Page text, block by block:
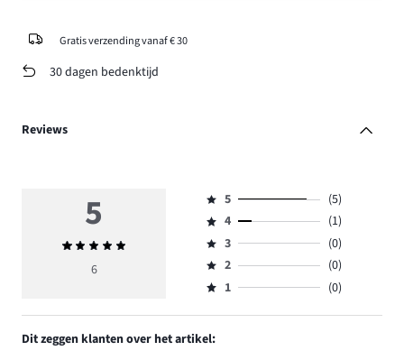
Gratis verzending vanaf € 30
30 dagen bedenktijd
Reviews
5
Gemiddelde
beoordeling
6
Beoordeling
5,
aantal
reviews
5.
5
(5)
Beoordeling
4,
aantal
reviews
4
(1)
Beoordeling
3,
aantal
3
(0)
Beoordeling
2,
0.
2
(0)
Beoordeling
1,
aantal
reviews
1 (0)
Dit zeggen klanten over het artikel: